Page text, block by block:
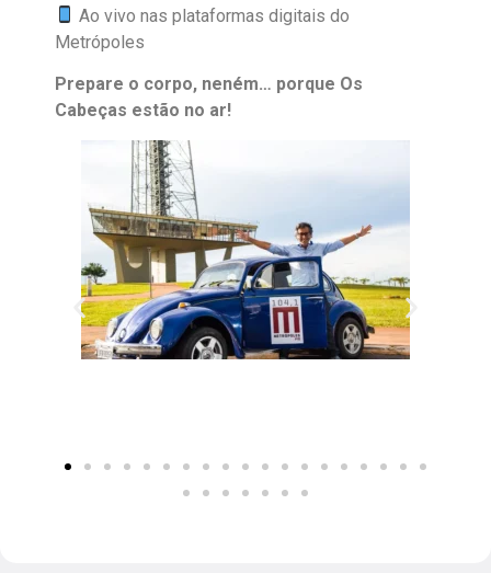
Ao vivo nas plataformas digitais do
Metrópoles
Prepare o corpo, neném… porque Os
Cabeças estão no ar!